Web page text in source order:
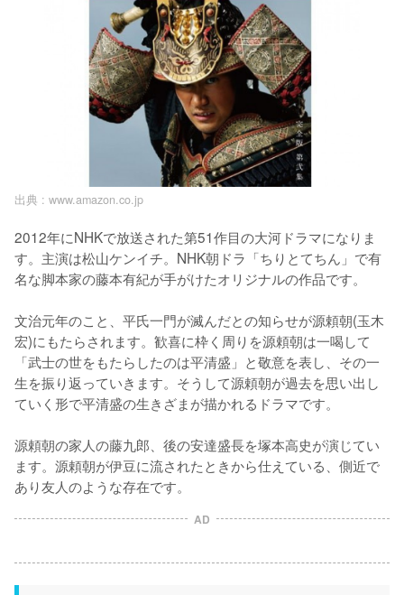
出典 : www.amazon.co.jp
2012年にNHKで放送された第51作目の大河ドラマになりま
す。主演は松山ケンイチ。NHK朝ドラ「ちりとてちん」で有
名な脚本家の藤本有紀が手がけたオリジナルの作品です。
文治元年のこと、平氏一門が滅んだとの知らせが源頼朝(玉木
宏)にもたらされます。歓喜に枠く周りを源頼朝は一喝して
「武士の世をもたらしたのは平清盛」と敬意を表し、その一
生を振り返っていきます。そうして源頼朝が過去を思い出し
ていく形で平清盛の生きざまが描かれるドラマです。
源頼朝の家人の藤九郎、後の安達盛長を塚本高史が演じてい
ます。源頼朝が伊豆に流されたときから仕えている、側近で
あり友人のような存在です。
AD